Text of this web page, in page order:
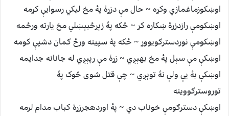
اوښکوزماغمازي وکړه ~ حال مې دزړۀ پۀ مخ ليکي رسوايې کړمه
اوښکومې رازدزړۀ ښکاره کړ ~ ځکه پۀ زېړځبېښلي مخ يارته ورځمه
اوښکومې نوردسترګويووړ ~ ځکه پۀ سپينه ورځ ګمان دشپې کومه
اوښکې مې سېل پۀ مخ بهېږي ~ زړۀ مې رپېږي له جانانه جدايمه
اوښکې بۀ يې ولې نۀ توېږي ~ چې قتل شوی څوک پۀ
توروسترګووينه
اوښکې دسترګومې خوناب دي ~ پۀ اوردهجرزړۀ کباب مدام لرمه